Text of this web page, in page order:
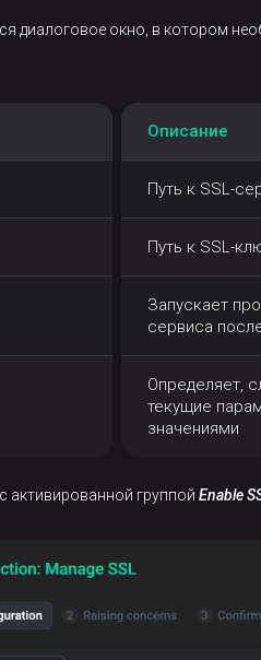
диалоговое окно, в котором
Описание
Путь к SSL-
Путь к SSL-
Запускает
сервиса
Определяет,
текущие
значениями
активированной группой Enable